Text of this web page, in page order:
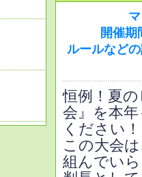
開催期
ルールなど
恒例！夏
会』を本
ください！
この大会
組んでい